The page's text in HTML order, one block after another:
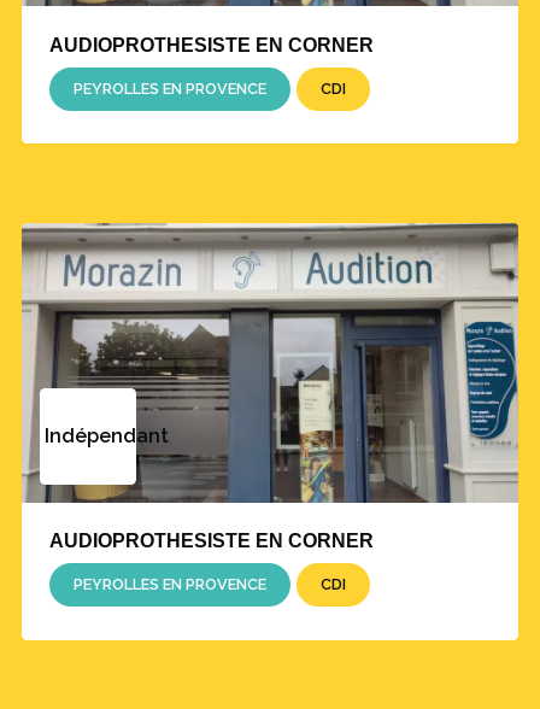
AUDIOPROTHESISTE EN CORNER
PEYROLLES EN PROVENCE CDI
Indépendant
AUDIOPROTHESISTE EN CORNER
PEYROLLES EN PROVENCE CDI